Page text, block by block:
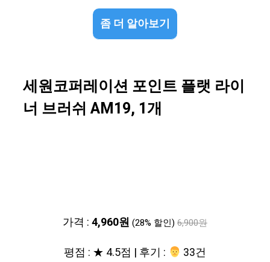
좀 더 알아보기
세원코퍼레이션 포인트 플랫 라이
너 브러쉬 AM19, 1개
가격 :4,960원 (28% 할인) 6,900원
평점 : ★ 4.5점 | 후기 : ‍‍ 33건